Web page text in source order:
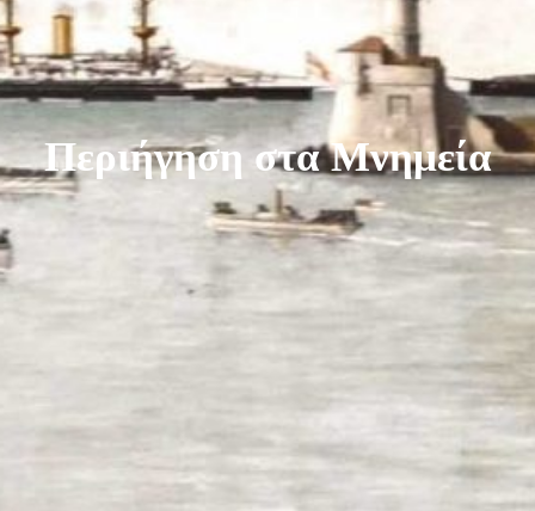
Περιήγηση στα Μνημεία